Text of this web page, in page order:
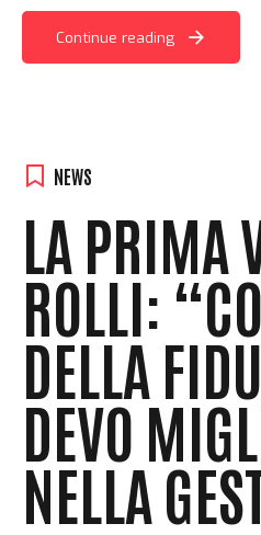
Continue reading
NEWS
LA PRIMA
ROLLI:
DELLA
DEVO
NELLA